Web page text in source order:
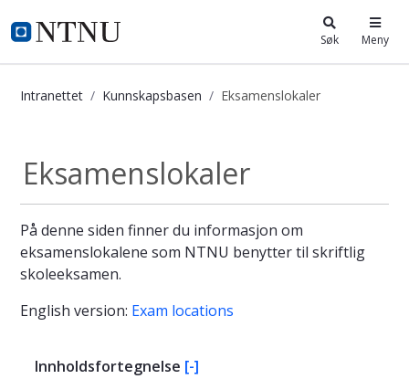
i.ntnu.no Søk Meny
Intranettet Kunnskapsbasen Eksamenslokaler
Eksamenslokaler
På denne siden finner du informasjon om
eksamenslokalene som NTNU benytter til skriftlig
skoleeksamen.
English version: Exam locations
Innholdsfortegnelse [-]